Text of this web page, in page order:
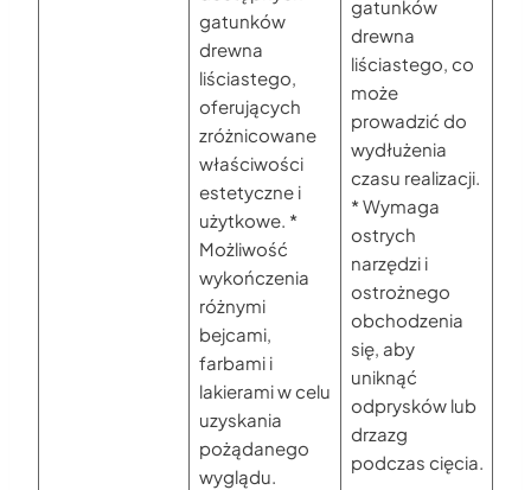
gatunków
drewna
liściastego,
oferujących
zróżnicowane
właściwości
estetyczne i
użytkowe. *
Możliwość
wykończenia
różnymi
bejcami,
farbami i
lakierami w celu
uzyskania
pożądanego
wyglądu.
gatunków
drewna
liściastego, co
może
prowadzić do
wydłużenia
czasu realizacji.
* Wymaga
ostrych
narzędzi i
ostrożnego
obchodzenia
się, aby
uniknąć
odprysków lub
drzazg
podczas cięcia.